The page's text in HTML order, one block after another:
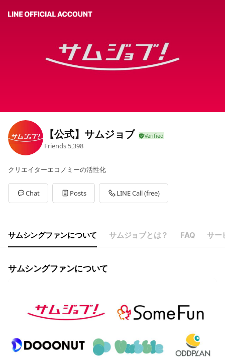
【公式】サムジョブ
Friends 5,398
クリエイターエコノミーの活性化
Chat Posts LINE Call (free)
サムシングファンについて サムジョブとは？ FAQ サー
サムシングファンについて